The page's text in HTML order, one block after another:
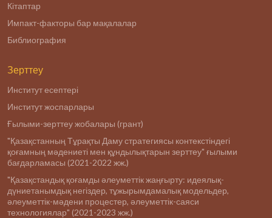
Кітаптар
Импакт-факторы бар мақалалар
Библиография
Зерттеу
Институт есептері
Институт жоспарлары
Ғылыми-зерттеу жобалары (грант)
"Қазақстанның Тұрақты Даму стратегиясы контекстіндегі
қоғамның мәдениеті мен құндылықтарын зерттеу" ғылыми
бағдарламасы (2021-2022 жж.)
"Қазақстандық қоғамды әлеуметтік жаңғырту: идеялық-
дүниетанымдық негіздер, тұжырымдамалық модельдер,
әлеуметтік-мәдени процестер, әлеуметтік-саяси
технологиялар" (2021-2023 жж.)